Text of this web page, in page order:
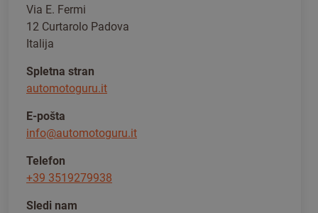
tip vozila.
Via E. Fermi
12 Curtarolo Padova
Italija
Spletna stran
automotoguru.it
E-pošta
info@automotoguru.it
Telefon
+39 3519279938
Sledi nam